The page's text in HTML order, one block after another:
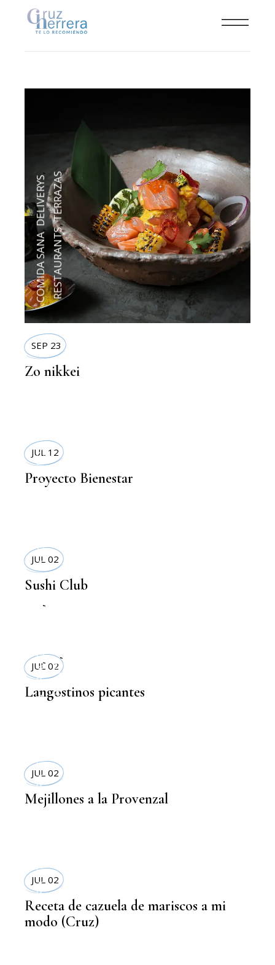
COMIDA SANA
,
DELIVERYS
,
RESTAURANTS
,
TERRAZAS
SEP 23
Zo nikkei
DEPORTE Y SALUD
,
LIFESTYLE
JUL 12
Proyecto Bienestar
COMIDA SANA
,
,
RESTAURANTS
,
JUL 02
Sushi Club
RECETAS
JUL 02
Langostinos picantes
RECETAS
JUL 02
Mejillones a la Provenzal
RECETAS
JUL 02
Receta de cazuela de mariscos a mi
modo (Cruz)